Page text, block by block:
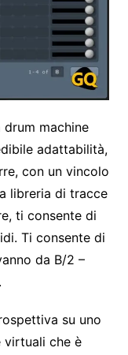
drum machine
adattabilità,
con un vincolo
libreria di tracce
ti consente di
Ti consente di
da B/2 –
su uno
virtuali che è